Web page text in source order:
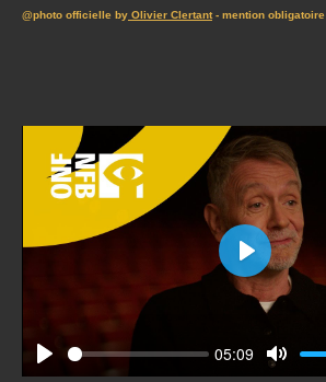
@photo officielle by Olivier Clertant- mention obligatoire
Play
05:09
Mute
Play